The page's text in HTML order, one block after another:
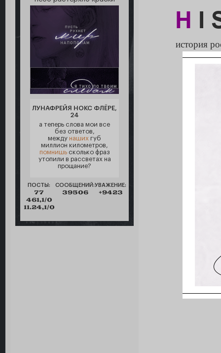
ЛУНАФРЕЙЯ НОКС ФЛЁРЕ,
24
а теперь слова мои все
без ответов,
между наших губ
миллион километров,
помнишьсколько фраз
утопили в рассветах на
прощание?
ПОСТЫ:
77
461,1/0
11.24,1/0
СООБЩЕНИЙ:
39506
УВАЖЕНИЕ:
+9423
H I
история